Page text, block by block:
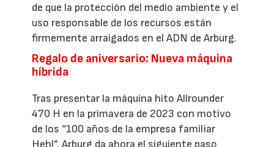
de que la protección del medio ambiente y el
uso responsable de los recursos están
firmemente arraigados en el ADN de Arburg.
Regalo de aniversario: Nueva máquina
híbrida
Tras presentar la máquina hito Allrounder
470 H en la primavera de 2023 con motivo
de los “100 años de la empresa familiar
Hehl”, Arburg da ahora el siguiente paso